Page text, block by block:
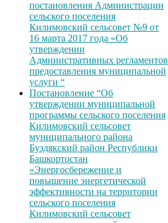
постановления Администрации
сельского поселения
Килимовский сельсовет №9 от
16 марта 2017 года «Об
утверждении
Административных регламентов
предоставления муниципальной
услуги “
Постановление “Об
утверждении муниципальной
программы сельского поселения
Килимовский сельсовет
муниципального района
Буздякский район Республики
Башкортостан
«Энергосбережение и
повышение энергетической
эффективности на территории
сельского поселения
Килимовский сельсовет